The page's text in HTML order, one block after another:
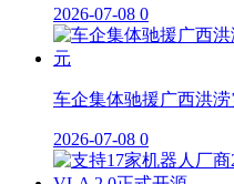
2026-07-08 0
车企集体驰援广西洪
2026-07-08 0